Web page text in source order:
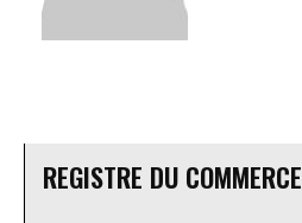
REGISTRE DU COMMERCE